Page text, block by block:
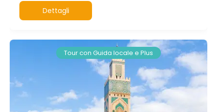
Dettagli
Tour con Guida locale e Plus